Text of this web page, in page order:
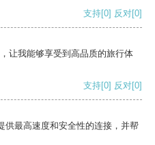
支持[0] 反对[0]
让我能够享受到高品质的旅行体
支持[0] 反对[0]
供最高速度和安全性的连接，并帮